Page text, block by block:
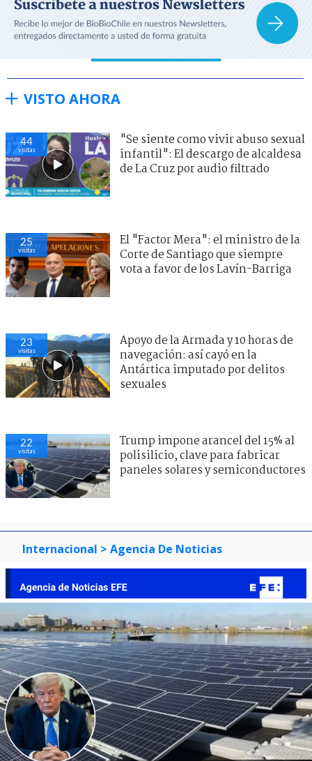
VISTO AHORA
44
visitas
"Se siente como vivir abuso sexual
infantil": El descargo de alcaldesa
de La Cruz por audio filtrado
25
visitas
El "Factor Mera": el ministro de la
Corte de Santiago que siempre
vota a favor de los Lavín-Barriga
23
visitas
Apoyo de la Armada y 10 horas de
navegación: así cayó en la
Antártica imputado por delitos
sexuales
22
visitas
Trump impone arancel del 15% al
polisilicio, clave para fabricar
paneles solares y semiconductores
Internacional > Agencia De Noticias